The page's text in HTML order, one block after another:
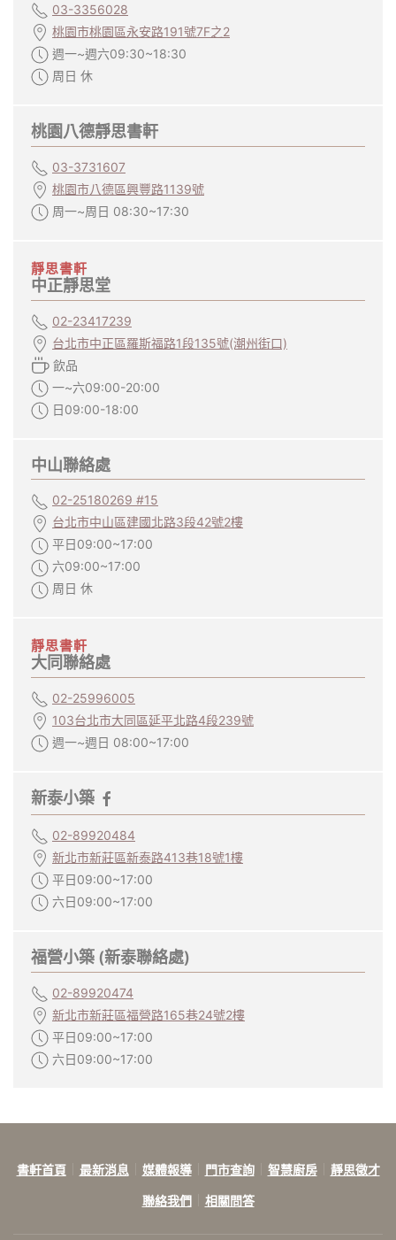
03-3356028
桃園市桃園區永安路191號7F之2
週一~週六09:30~18:30
周日 休
桃園八德靜思書軒
03-3731607
桃園市八德區興豐路1139號
周一~周日 08:30~17:30
靜思書軒
中正靜思堂
02-23417239
台北市中正區羅斯福路1段135號(潮州街口)
飲品
一~六09:00-20:00
日09:00-18:00
中山聯絡處
02-25180269 #15
台北市中山區建國北路3段42號2樓
平日09:00~17:00
六09:00~17:00
周日 休
靜思書軒
大同聯絡處
02-25996005
103台北市大同區延平北路4段239號
週一~週日 08:00~17:00
新泰小築
02-89920484
新北市新莊區新泰路413巷18號1樓
平日09:00~17:00
六日09:00~17:00
福營小築 (新泰聯絡處)
02-89920474
新北市新莊區福營路165巷24號2樓
平日09:00~17:00
六日09:00~17:00
書軒首頁 最新消息 媒體報導 門市查詢 智慧廚房 靜思徵才
聯絡我們 相關問答